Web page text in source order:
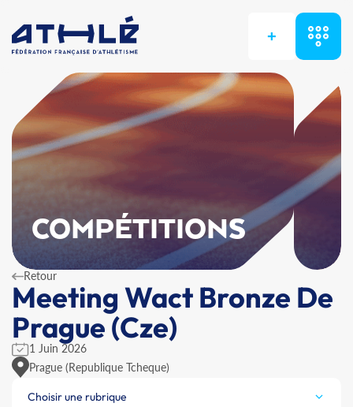
+
COMPÉTITIONS
Retour
Meeting Wact Bronze De
Prague (Cze)
1 Juin 2026
Prague (Republique Tcheque)
Choisir une rubrique